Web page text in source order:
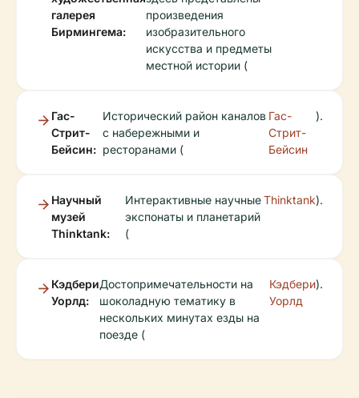
галерея
Бирмингема:
произведения
изобразительного
искусства и предметы
местной истории (
Гас-
Стрит-
Бейсин:
Исторический район каналов
с набережными и
ресторанами (
Гас-
Стрит-
Бейсин
).
Научный
музей
Thinktank:
Интерактивные научные
экспонаты и планетарий
(
Thinktank).
Кэдбери
Уорлд:
Достопримечательности на
шоколадную тематику в
нескольких минутах езды на
поезде (
Кэдбери
Уорлд
).